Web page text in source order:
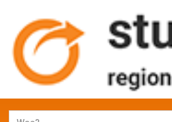
Jobs und Stellenangebote in
Stuttgart